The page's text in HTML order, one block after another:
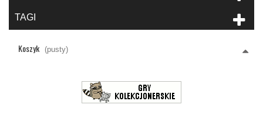
TAGI
Koszyk (pusty)